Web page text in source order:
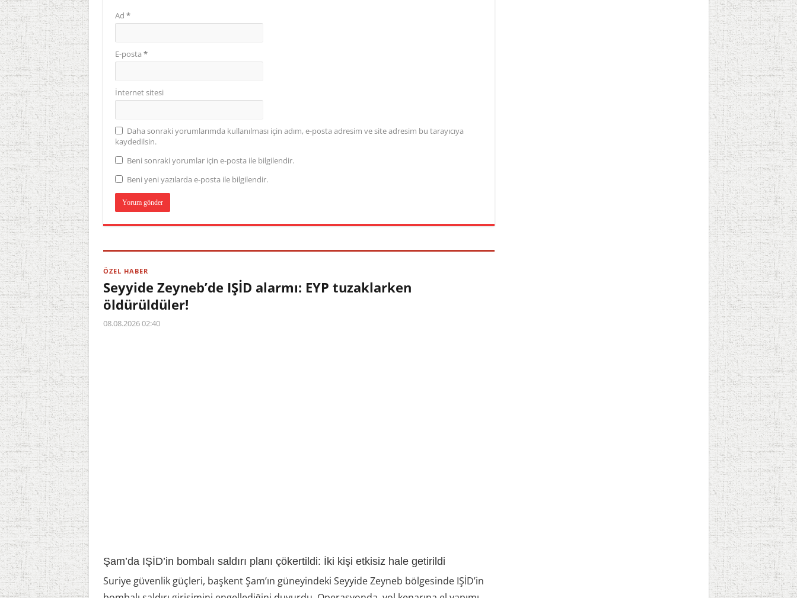
Ad *
E-posta *
İnternet sitesi
Daha sonraki yorumlarımda kullanılması için adım, e-posta adresim ve site adresim bu tarayıcıya
kaydedilsin.
Beni sonraki yorumlar için e-posta ile bilgilendir.
Beni yeni yazılarda e-posta ile bilgilendir.
ÖZEL HABER
Seyyide Zeyneb’de IŞİD alarmı: EYP tuzaklarken
öldürüldüler!
08.08.2026 02:40
Şam’da IŞİD’in bombalı saldırı planı çökertildi: İki kişi etkisiz hale getirildi
Suriye güvenlik güçleri, başkent Şam’ın güneyindeki Seyyide Zeyneb bölgesinde IŞİD’in